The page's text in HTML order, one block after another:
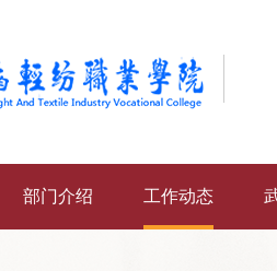
部门介绍 工作动态